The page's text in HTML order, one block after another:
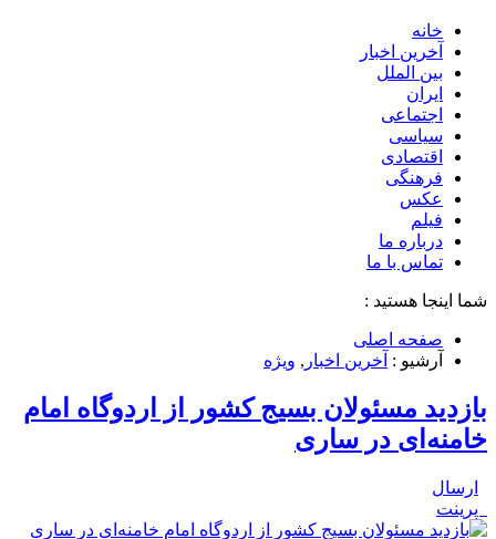
خانه
آخرین اخبار
بین الملل
ایران
اجتماعی
سیاسی
اقتصادی
فرهنگی
عکس
فیلم
درباره ما
تماس با ما
شما اینجا هستید :
صفحه اصلی
آرشیو : آخرین اخبار , ویژه
بازدید مسئولان بسیج کشور از اردوگاه امام
خامنه‌ای در ساری
ارسال
پرینت